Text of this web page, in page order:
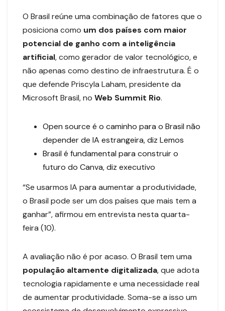
O Brasil reúne uma combinação de fatores que o
posiciona como um dos países com maior
potencial de ganho com a inteligência
artificial, como gerador de valor tecnológico, e
não apenas como destino de infraestrutura. É o
que defende Priscyla Laham, presidente da
Microsoft Brasil, no Web Summit Rio.
Open source é o caminho para o Brasil não
depender de IA estrangeira, diz Lemos
Brasil é fundamental para construir o
futuro do Canva, diz executivo
“Se usarmos IA para aumentar a produtividade,
o Brasil pode ser um dos países que mais tem a
ganhar”, afirmou em entrevista nesta quarta-
feira (10).
A avaliação não é por acaso. O Brasil tem uma
população altamente digitalizada, que adota
tecnologia rapidamente e uma necessidade real
de aumentar produtividade. Soma-se a isso um